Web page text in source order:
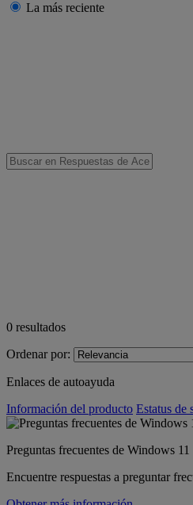
La más reciente
0 resultados
Ordenar por:
Enlaces de autoayuda
Información del producto Estatus de
Preguntas frecuentes de Windows 11
Encuentre respuestas a preguntar